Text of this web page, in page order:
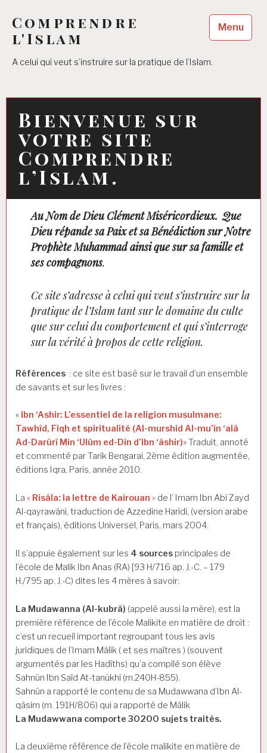
contenu
principal
Comprendre
l'Islam
A celui qui veut s’instruire sur la pratique de l’Islam.
Menu
Bienvenue sur
votre site
Comprendre
l’Islam.
Au Nom de Dieu Clément Miséricordieux.Que
Dieu répande sa Paix et sa Bénédiction sur Notre
Prophète Muhammadainsi que sur sa famille et
ses compagnons.
Ce site s’adresse à celui qui veut s’instruire sur la
pratique de l’Islam tant sur le domaine du culte
que sur celui du comportement et qui s’interroge
sur la vérité à propos de cette religion.
Références : ce site est basé sur le travail d’un ensemble
de savants et sur les livres :
« Ibn ‘Ashir: L’essentiel de la religion musulmane:
Tawhîd, Fiqh et spiritualité (Al-murshid Al-mu’în ‘alâ
Ad-Darûrî Min ‘Ulûm ed-Dîn d’Ibn ‘âshir)» Traduit, annoté
et commenté par Tarik Bengarai, 2ème édition augmentée,
éditions Iqra, Paris, année 2010.
La « Risâla: la lettre de Kairouan » de l’ Imam Ibn Abî Zayd
Al-qayrawâni, traduction de Azzedine Haridi, (version arabe
et français), éditions Universel, Paris, mars 2004.
Il s’appuie également sur les 4 sources principales de
l’école de Malik Ibn Anas (RA) [93 H/716 ap. J.-C. – 179
H./795 ap. J.-C) dites les 4 mères à savoir:
La Mudawanna (Al-kubrâ) (appelé aussi la mère), est la
première référence de l’école Malikite en matière de droit :
c’est un recueil important regroupant tous les avis
juridiques de l’Imam Mâlik ( et ses maîtres ) (souvent
argumentés par les Hadîths) qu’a compilé son élève
Sahnûn Ibn Saïd At-tanûkhî (m.240H-855).
Sahnûn a rapporté le contenu de sa Mudawwana d’Ibn Al-
qâsim (m. 191H/806) qui a rapporté de Mâlik
La Mudawwana comporte 30200 sujets traités.
La deuxième référence de l’école malikite en matière de